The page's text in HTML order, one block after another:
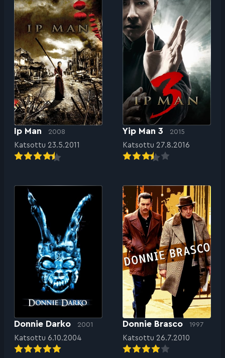
Ip Man 2008
Katsottu 23.5.2011
Yip Man 3 2015
Katsottu 27.8.2016
Donnie Darko 2001
Katsottu 6.10.2004
Donnie Brasco 1997
Katsottu 26.7.2010